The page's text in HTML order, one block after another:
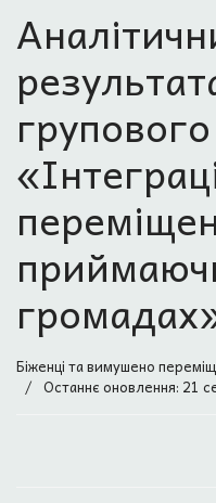
Біженці та вимушено
Останнє оновлення: 21